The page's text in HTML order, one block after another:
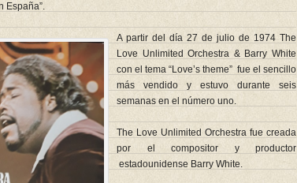
ZZ
España”.
A partir del día 27 de julio de 1974 The
Love Unlimited Orchestra & Barry White
con el tema “Love’s theme” fue el sencillo
más vendido y estuvo durante seis
semanas en el número uno.
The Love Unlimited Orchestra fue creada
por el compositor y productor
estadounidense Barry White.